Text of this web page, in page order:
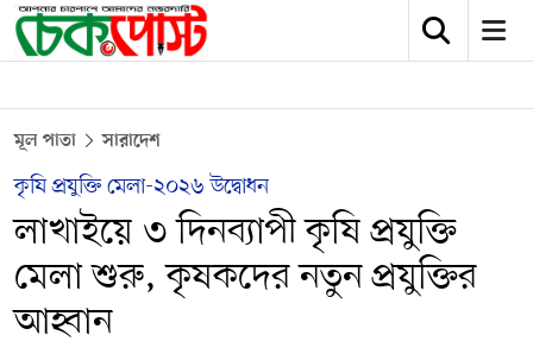
মূল পাতা সারাদেশ
কৃষি প্রযুক্তি মেলা-২০২৬ উদ্বোধন
লাখাইয়ে ৩ দিনব্যাপী কৃষি প্রযুক্তি
মেলা শুরু, কৃষকদের নতুন প্রযুক্তির
আহ্বান